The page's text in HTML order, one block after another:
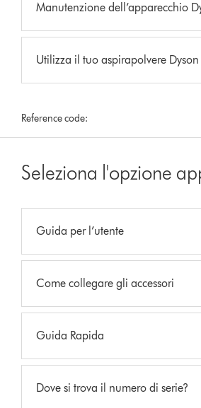
Manutenzione dell’apparecchio
Utilizza il tuo aspirapolvere Dyson
Reference code:
Seleziona l'opzione
Guida per l’utente
Come collegare gli accessori
Guida Rapida
Dove si trova il numero di serie?